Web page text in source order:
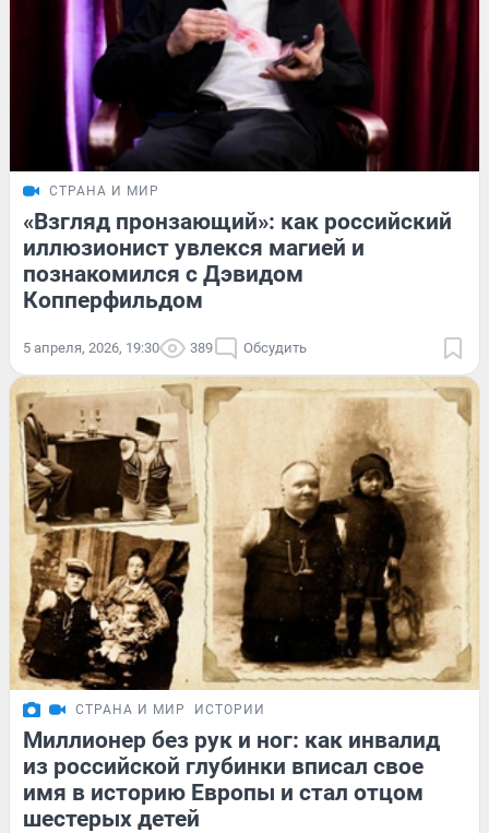
СТРАНА И МИР
«Взгляд пронзающий»: как российский
иллюзионист увлекся магией и
познакомился с Дэвидом
Копперфильдом
5 апреля, 2026, 19:30 389 Обсудить
СТРАНА И МИР ИСТОРИИ
Миллионер без рук и ног: как инвалид
из российской глубинки вписал свое
имя в историю Европы и стал отцом
шестерых детей